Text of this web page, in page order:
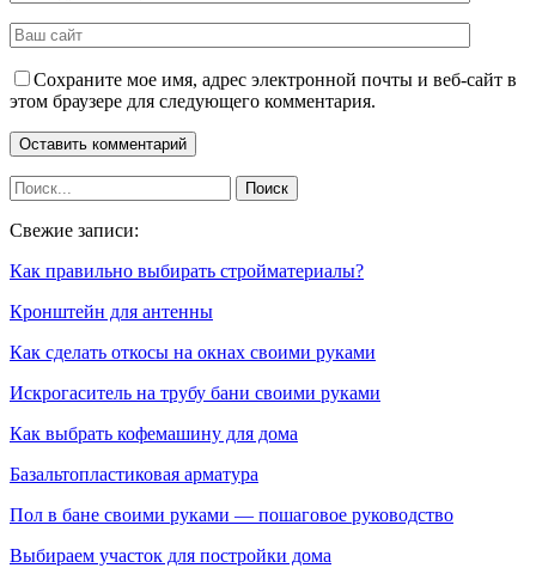
Сохраните мое имя, адрес электронной почты и веб-сайт в
этом браузере для следующего комментария.
Свежие записи:
Как правильно выбирать стройматериалы?
Кронштейн для антенны
Как сделать откосы на окнах своими руками
Искрогаситель на трубу бани своими руками
Как выбрать кофемашину для дома
Базальтопластиковая арматура
Пол в бане своими руками — пошаговое руководство
Выбираем участок для постройки дома